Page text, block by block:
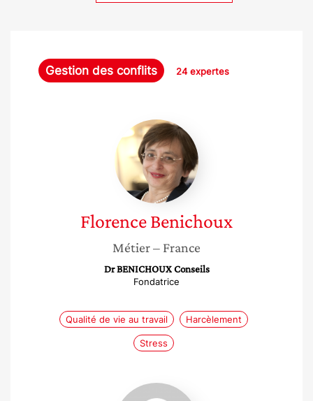
Gestion des conflits 24 expertes
Florence
Benichoux
FlorenceBenichoux
Métier– France
Dr BENICHOUX Conseils
Fondatrice
Qualité de vie au travail Harcèlement
Stress
Claire